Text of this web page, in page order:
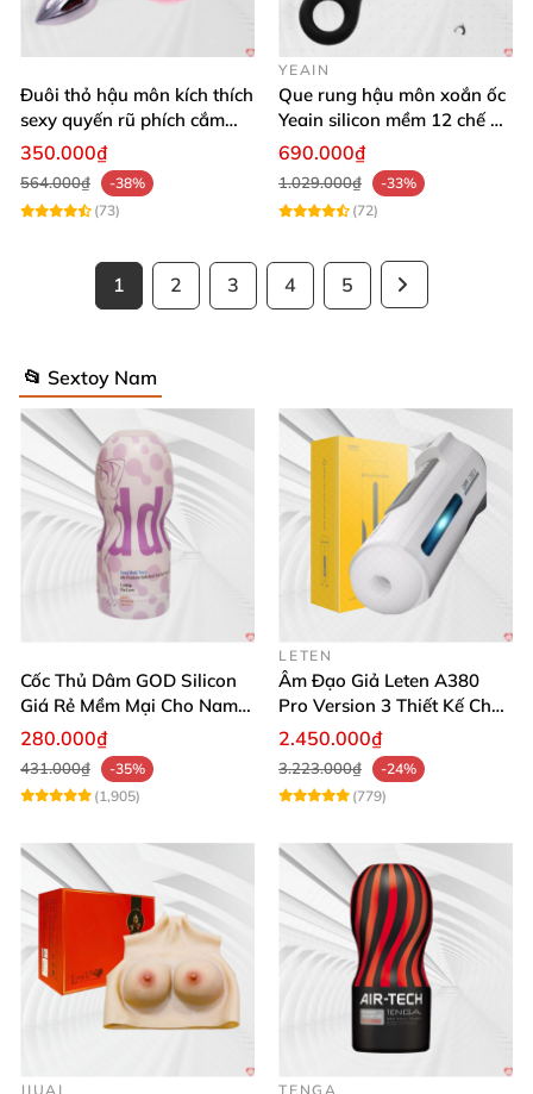
Đuôi thỏ hậu môn kích thích
sexy quyến rũ phích cắm
kích thích
350.000₫
564.000₫
-38%
(73)
YEAIN
Que rung hậu môn xoắn ốc
Yeain silicon mềm 12 chế độ
rung đa dạng
690.000₫
1.029.000₫
-33%
(72)
1 2 3 4 5
📂 Sextoy Nam
Cốc Thủ Dâm GOD Silicon
Giá Rẻ Mềm Mại Cho Nam
Giới
280.000₫
431.000₫
-35%
(1,905)
LETEN
Âm Đạo Giả Leten A380
Pro Version 3 Thiết Kế Chân
Thực
2.450.000₫
3.223.000₫
-24%
(779)
JIUAI TENGA